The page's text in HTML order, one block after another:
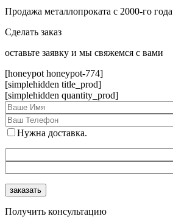
Продажа металлопроката с 2000-го года
Сделать заказ
оcтавьте заявку и мы свяжемся с вами
[honeypot honeypot-774]
[simplehidden title_prod]
[simplehidden quantity_prod]
Нужна доставка.
Получить консультацию